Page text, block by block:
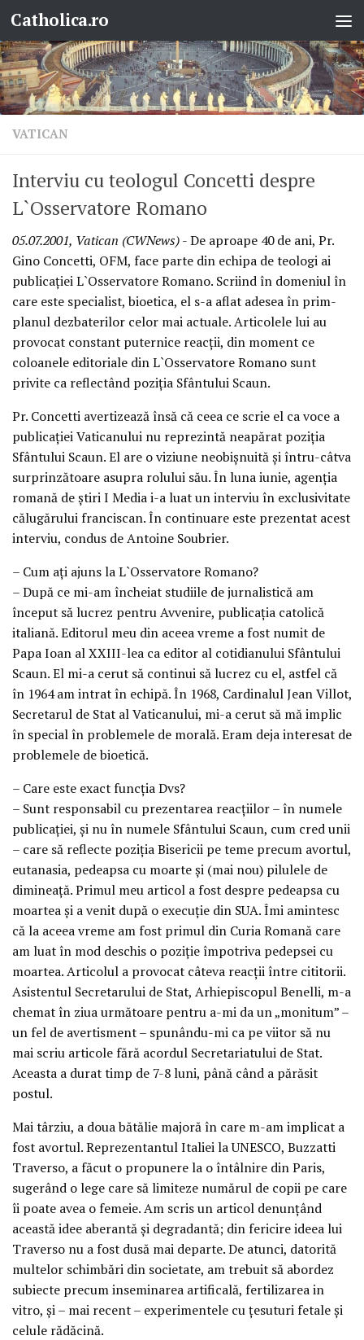
Skip to content
Catholica.ro
VATICAN
Interviu cu teologul Concetti despre
L`Osservatore Romano
05.07.2001, Vatican (CWNews)- De aproape 40 de ani, Pr.
Gino Concetti, OFM, face parte din echipa de teologi ai
publicaţiei L`Osservatore Romano. Scriind în domeniul în
care este specialist, bioetica, el s-a aflat adesea în prim-
planul dezbaterilor celor mai actuale. Articolele lui au
provocat constant puternice reacţii, din moment ce
coloanele editoriale din L`Osservatore Romano sunt
privite ca reflectând poziţia Sfântului Scaun.
Pr. Concetti avertizează însă că ceea ce scrie el ca voce a
publicaţiei Vaticanului nu reprezintă neapărat poziţia
Sfântului Scaun. El are o viziune neobişnuită şi întru-câtva
surprinzătoare asupra rolului său. În luna iunie, agenţia
romană de ştiri I Media i-a luat un interviu în exclusivitate
călugărului franciscan. În continuare este prezentat acest
interviu, condus de Antoine Soubrier.
– Cum aţi ajuns la L`Osservatore Romano?
– După ce mi-am încheiat studiile de jurnalistică am
început să lucrez pentru Avvenire, publicaţia catolică
italiană. Editorul meu din aceea vreme a fost numit de
Papa Ioan al XXIII-lea ca editor al cotidianului Sfântului
Scaun. El mi-a cerut să continui să lucrez cu el, astfel că
în 1964 am intrat în echipă. În 1968, Cardinalul Jean Villot,
Secretarul de Stat al Vaticanului, mi-a cerut să mă implic
în special în problemele de morală. Eram deja interesat de
problemele de bioetică.
– Care este exact funcţia Dvs?
– Sunt responsabil cu prezentarea reacţiilor – în numele
publicaţiei, şi nu în numele Sfântului Scaun, cum cred unii
– care să reflecte poziţia Bisericii pe teme precum avortul,
eutanasia, pedeapsa cu moarte şi (mai nou) pilulele de
dimineaţă. Primul meu articol a fost despre pedeapsa cu
moartea şi a venit după o execuţie din SUA. Îmi amintesc
că la aceea vreme am fost primul din Curia Romană care
am luat în mod deschis o poziţie împotriva pedepsei cu
moartea. Articolul a provocat câteva reacţii între cititorii.
Asistentul Secretarului de Stat, Arhiepiscopul Benelli, m-a
chemat în ziua următoare pentru a-mi da un „monitum” –
un fel de avertisment – spunându-mi ca pe viitor să nu
mai scriu articole fără acordul Secretariatului de Stat.
Aceasta a durat timp de 7-8 luni, până când a părăsit
postul.
Mai târziu, a doua bătălie majoră în care m-am implicat a
fost avortul. Reprezentantul Italiei la UNESCO, Buzzatti
Traverso, a făcut o propunere la o întâlnire din Paris,
sugerând o lege care să limiteze numărul de copii pe care
îi poate avea o femeie. Am scris un articol denunţând
această idee aberantă şi degradantă; din fericire ideea lui
Traverso nu a fost dusă mai departe. De atunci, datorită
multelor schimbări din societate, am trebuit să abordez
subiecte precum inseminarea artificală, fertilizarea in
vitro, şi – mai recent – experimentele cu ţesuturi fetale şi
celule rădăcină.